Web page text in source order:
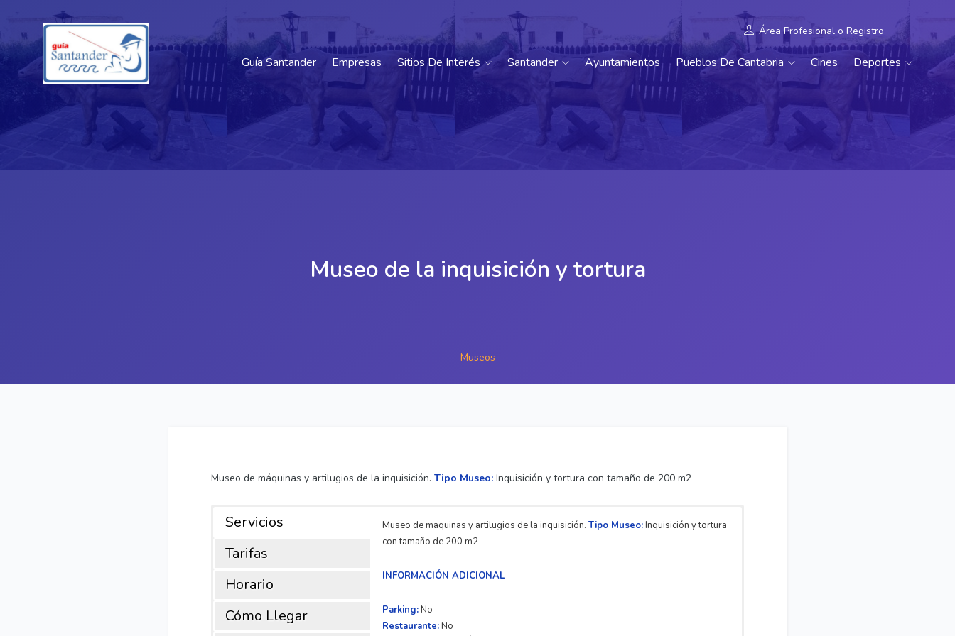
Área Profesional o Registro
Guía Santander Empresas Sitios De Interés Santander Ayuntamientos Pueblos De Cantabria Cines Deportes
Museo de la inquisición y tortura
Museos
Museo de máquinas y artilugios de la inquisición. Tipo Museo: Inquisición y tortura con tamaño de 200 m2
Servicios
Tarifas
Horario
Cómo Llegar
Museo de maquinas y artilugios de la inquisición.Tipo Museo:Inquisición y tortura
con tamaño de 200 m2
INFORMACIÓN ADICIONAL
Parking:No
Restaurante:No